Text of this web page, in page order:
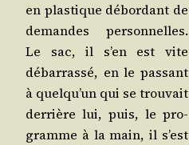
en plas­tique débor­dant de
demandes per­son­nelles.
Le sac, il s’en est vite
débar­ras­sé, en le pas­sant
à quel­qu’un qui se trou­vait
der­rière lui, puis, le pro­
gramme à la main, il s’est